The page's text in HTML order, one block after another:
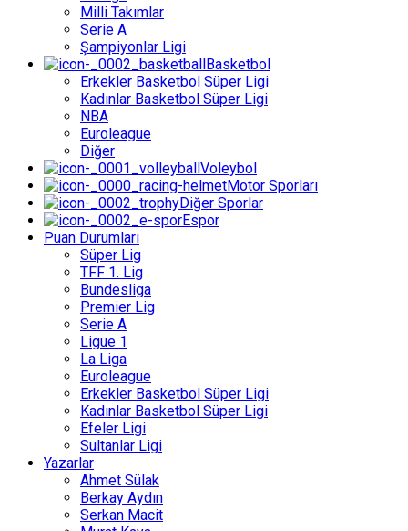
Milli Takımlar
Serie A
Şampiyonlar Ligi
Basketbol
Erkekler Basketbol Süper Ligi
Kadınlar Basketbol Süper Ligi
NBA
Euroleague
Diğer
Voleybol
Motor Sporları
Diğer Sporlar
Espor
Puan Durumları
Süper Lig
TFF 1. Lig
Bundesliga
Premier Lig
Serie A
Ligue 1
La Liga
Euroleague
Erkekler Basketbol Süper Ligi
Kadınlar Basketbol Süper Ligi
Efeler Ligi
Sultanlar Ligi
Yazarlar
Ahmet Sülak
Berkay Aydın
Serkan Macit